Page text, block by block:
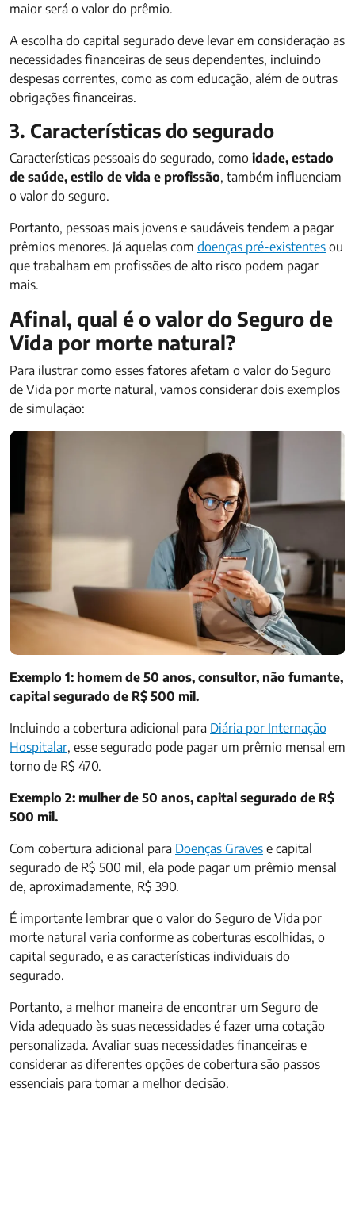
maior será o valor do prêmio.
A escolha do capital segurado deve levar em consideração as
necessidades financeiras de seus dependentes, incluindo
despesas correntes, como as com educação, além de outras
obrigações financeiras.
3. Características do segurado
Características pessoais do segurado, como idade, estado
de saúde, estilo de vida e profissão, também influenciam
o valor do seguro.
Portanto, pessoas mais jovens e saudáveis tendem a pagar
prêmios menores. Já aquelas com doenças pré-existentes ou
que trabalham em profissões de alto risco podem pagar
mais.
Afinal, qual é o valor do Seguro de
Vida por morte natural?
Para ilustrar como esses fatores afetam o valor do Seguro
de Vida por morte natural, vamos considerar dois exemplos
de simulação:
Exemplo 1: homem de 50 anos, consultor, não fumante,
capital segurado de R$ 500 mil.
Incluindo a cobertura adicional para Diária por Internação
Hospitalar, esse segurado pode pagar um prêmio mensal em
torno de R$ 470.
Exemplo 2: mulher de 50 anos, capital segurado de R$
500 mil.
Com cobertura adicional para Doenças Graves e capital
segurado de R$ 500 mil, ela pode pagar um prêmio mensal
de, aproximadamente, R$ 390.
É importante lembrar que o valor do Seguro de Vida por
morte natural varia conforme as coberturas escolhidas, o
capital segurado, e as características individuais do
segurado.
Portanto, a melhor maneira de encontrar um Seguro de
Vida adequado às suas necessidades é fazer uma cotação
personalizada. Avaliar suas necessidades financeiras e
considerar as diferentes opções de cobertura são passos
essenciais para tomar a melhor decisão.